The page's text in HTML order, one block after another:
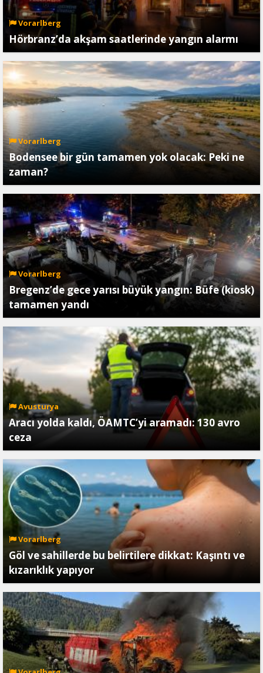
Vorarlberg
Hörbranz’da akşam saatlerinde yangın alarmı
Vorarlberg
Bodensee bir gün tamamen yok olacak: Peki ne
zaman?
Vorarlberg
Bregenz’de gece yarısı büyük yangın: Büfe (kiosk)
tamamen yandı
Avusturya
Aracı yolda kaldı, ÖAMTC’yi aramadı: 130 avro
ceza
Vorarlberg
Göl ve sahillerde bu belirtilere dikkat: Kaşıntı ve
kızarıklık yapıyor